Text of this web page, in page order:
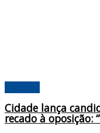
Cidade lança
recado à oposição: